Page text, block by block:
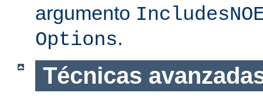
argumento
Options.
Técnicas